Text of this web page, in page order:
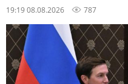
19:19 08.08.2026 787